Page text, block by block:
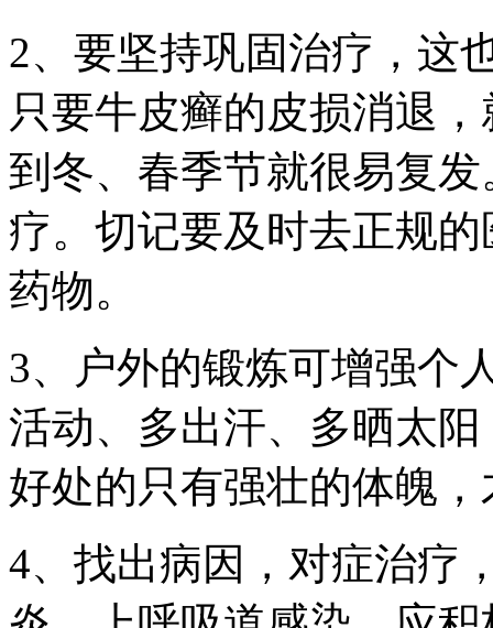
2、要坚持巩固治疗，这
只要牛皮癣的皮损消退
到冬、春季节就很易复
疗。切记要及时去正规
药物。
3、户外的锻炼可增强个
活动、多出汗、多晒太
好处的只有强壮的体魄
4、找出病因，对症治疗